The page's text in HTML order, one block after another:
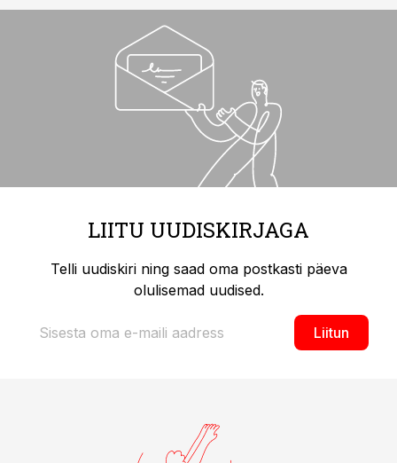
LIITU UUDISKIRJAGA
Telli uudiskiri ning saad oma postkasti päeva
olulisemad uudised.
Liitun